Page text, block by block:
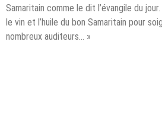
Samaritain comme le dit l’évangile du
le vin et l’huile du bon Samaritain pour
nombreux auditeurs… »